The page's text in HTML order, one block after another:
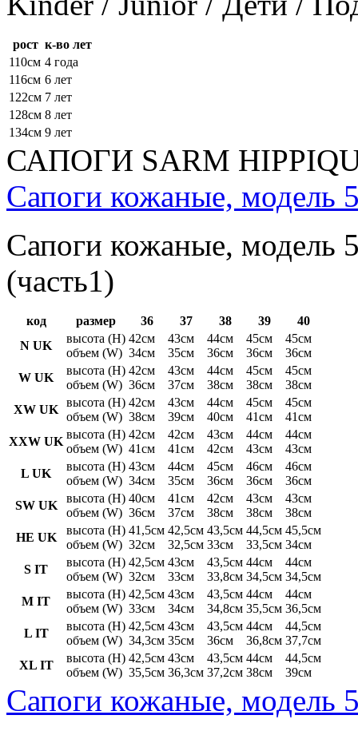
рост к-во лет
110см 4 года
116см 6 лет
122см 7 лет
128см 8 лет
134см 9 лет
САПОГИ SARM
Сапоги кожаные, модель
Сапоги кожаные, модель
(часть1)
код размер 36 37 38 39
40
N UK
высота (H)
объем (W)
42см
34см
43см
35см
44см
36см
45см
36см
45см
36см
W UK
высота (H)
объем (W)
42см
36см
43см
37см
44см
38см
45см
38см
45см
38см
XW UK
высота (H)
объем (W)
42см
38см
43см
39см
44см
40см
45см
41см
45см
41см
XXW UK
высота (H)
объем (W)
42см
41см
42см
41см
43см
42см
44см
43см
44см
43см
L UK
высота (H)
объем (W)
43см
34см
44см
35см
45см
36см
46см
36см
46см
36см
SW UK
высота (H)
объем (W)
40см
36см
41см
37см
42см
38см
43см
38см
43см
38см
HE UK
высота (H)
объем (W)
41,5см
32см
42,5см
32,5см
43,5см
33см
44,5см
33,5см
45,5см
34см
S IT
высота (H)
объем (W)
42,5см
32см
43см
33см
43,5см
33,8см
44см
34,5см
44см
34,5см
M IT
высота (H)
объем (W)
42,5см
33см
43см
34см
43,5см
34,8см
44см
35,5см
44см
36,5см
L IT
высота (H)
объем (W)
42,5см
34,3см
43см
35см
43,5см
36см
44см
36,8см
44,5см
37,7см
XL IT
высота (H)
объем (W)
42,5см
35,5см
43см
36,3см
43,5см
37,2см
44см
38см
44,5см
39см
Сапоги кожаные, модель